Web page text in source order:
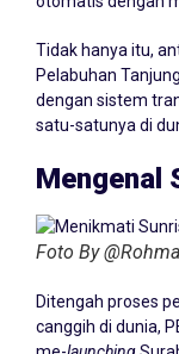
Tidak hanya itu,
Pelabuhan
dengan sistem
satu-satunya di
Mengenal
Foto By
Ditengah proses
canggih di dunia,